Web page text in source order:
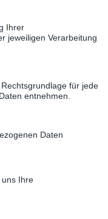
Ihrer
jeweiligen Verarbeitung
für jede
entnehmen.
Daten
Ihre